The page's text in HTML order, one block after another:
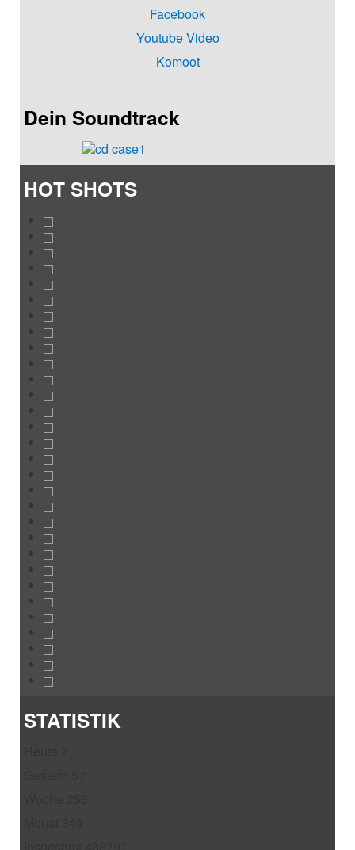
Facebook
Youtube Video
Komoot
Dein Soundtrack
HOT SHOTS
STATISTIK